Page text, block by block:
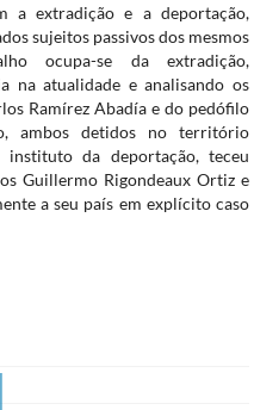
a extradição e a deportação,
sujeitos passivos dos mesmos
ocupa-se da extradição,
na atualidade e analisando os
Ramírez Abadía e do pedófilo
ambos detidos no território
da deportação, teceu
Guillermo Rigondeaux Ortiz e
a seu país em explícito caso